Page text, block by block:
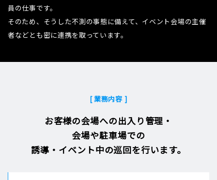
員の仕事です。
そのため、そうした不測の事態に備えて、イベント会場の主催
者などとも密に連携を取っています。
[ 業務内容 ]
お客様の会場への出入り管理・
会場や駐車場での
誘導・イベント中の巡回を行います。